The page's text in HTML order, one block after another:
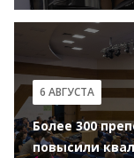
6 АВГУСТА
Более 300
повысили